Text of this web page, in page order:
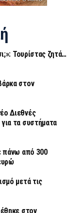
Τουρίστας ζητά…
στον
Διεθνές
τα συστήματα
πάνω από 300
μετά τις
στον